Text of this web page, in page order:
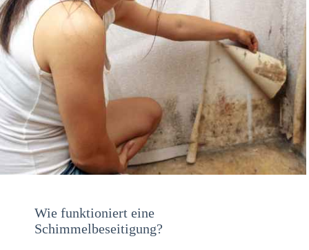
Wie funktioniert eine
Schimmelbeseitigung?